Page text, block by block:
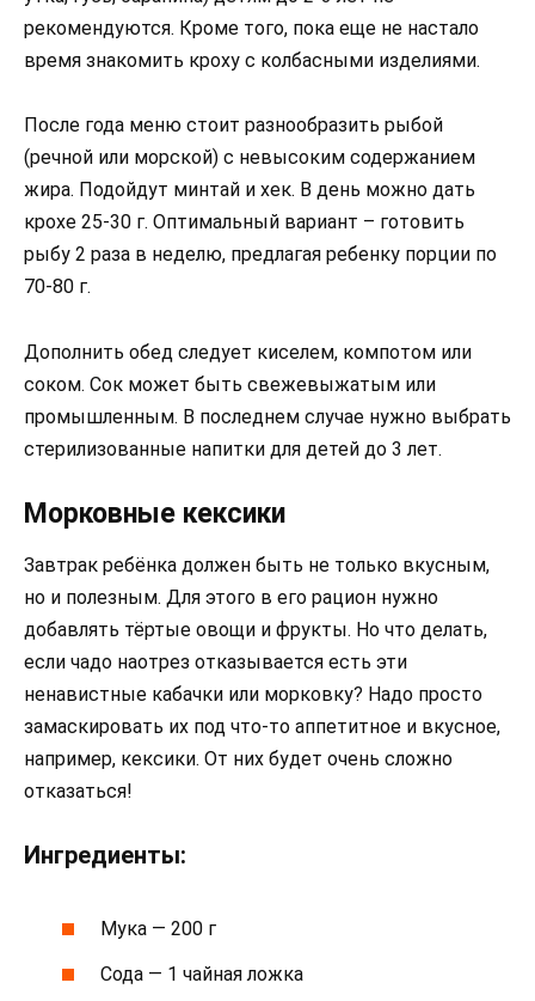
рекомендуются. Кроме того, пока еще не настало
время знакомить кроху с колбасными изделиями.
После года меню стоит разнообразить рыбой
(речной или морской) с невысоким содержанием
жира. Подойдут минтай и хек. В день можно дать
крохе 25-30 г. Оптимальный вариант – готовить
рыбу 2 раза в неделю, предлагая ребенку порции по
70-80 г.
Дополнить обед следует киселем, компотом или
соком. Сок может быть свежевыжатым или
промышленным. В последнем случае нужно выбрать
стерилизованные напитки для детей до 3 лет.
Морковные кексики
Завтрак ребёнка должен быть не только вкусным,
но и полезным. Для этого в его рацион нужно
добавлять тёртые овощи и фрукты. Но что делать,
если чадо наотрез отказывается есть эти
ненавистные кабачки или морковку? Надо просто
замаскировать их под что-то аппетитное и вкусное,
например, кексики. От них будет очень сложно
отказаться!
Ингредиенты:
Мука — 200 г
Сода — 1 чайная ложка